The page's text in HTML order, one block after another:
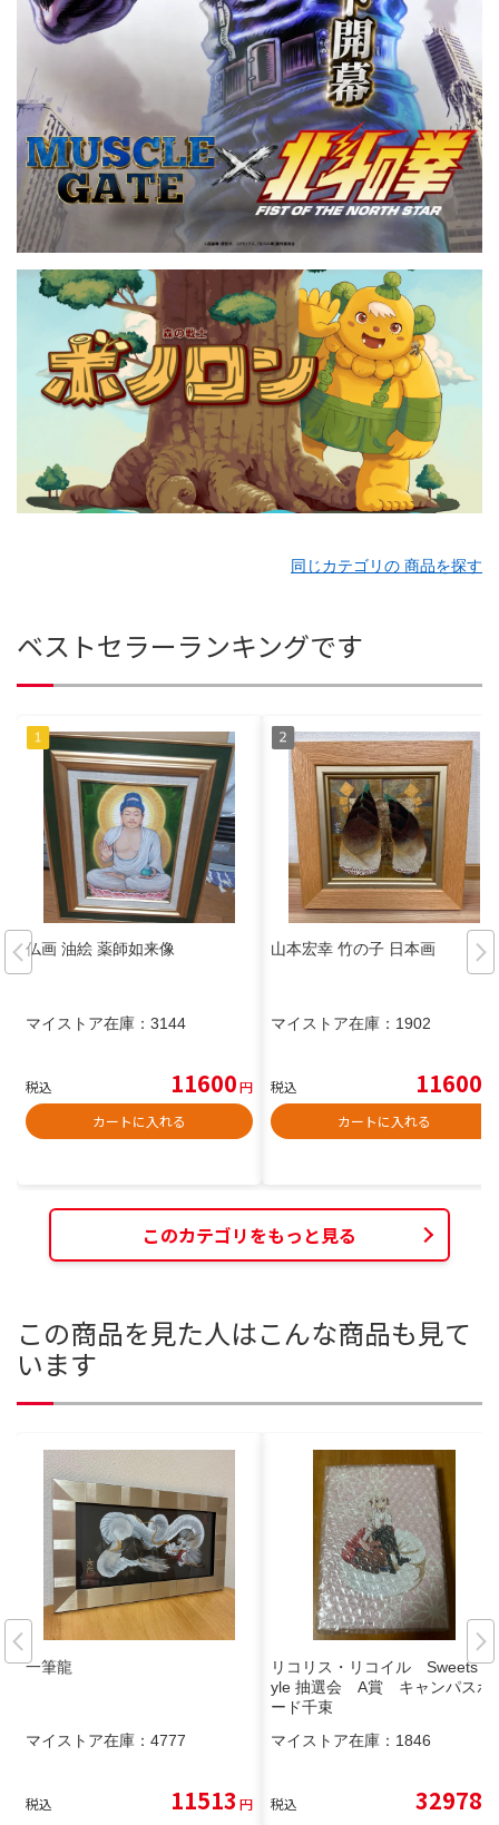
同じカテゴリの 商品を探す
ベストセラーランキングです
仏画 油絵 薬師如来像
マイストア在庫： 3144
税込 11600円
カートに入れる
山本宏幸 竹の子 日本画
マイストア在庫： 1902
税込 11600
カートに入れる
このカテゴリをもっと見る
この商品を見た人はこんな商品も見て
います
一筆龍
マイストア在庫： 4777
税込 11513 円
リコリス・リコイル Sweets St
yle 抽選会 A賞 キャンパスボ
ード千束
マイストア在庫： 1846
税込 32978